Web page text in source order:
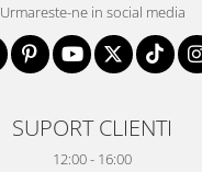
Urmareste-ne in social media
SUPORT CLIENTI
12:00 - 16:00